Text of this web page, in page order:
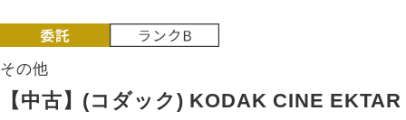
その他
【中古】(コダック) KODAK CINE EKTAR